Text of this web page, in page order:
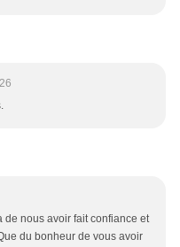
de nous avoir fait confiance et
du bonheur de vous avoir